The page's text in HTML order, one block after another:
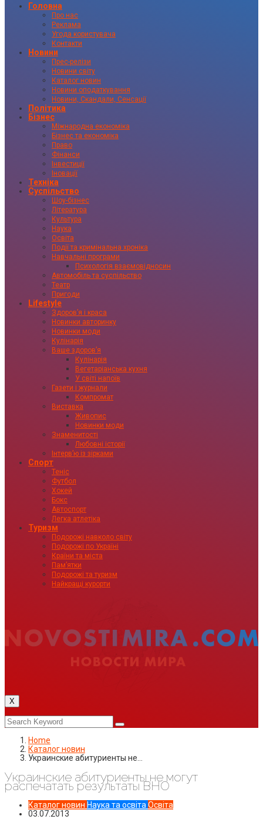
Головна
Про нас
Реклама
Угода користувача
Контакти
Новини
Прес-релізи
Новини світу
Каталог новин
Новини оподаткування
Новини, Скандали, Сенсації
Політика
Бізнес
Міжнародна економіка
Бізнес та економіка
Право
Фінанси
Інвестиції
Іновації
Техніка
Суспільство
Шоу-бізнес
Література
Культура
Наука
Освіта
Події та кримінальна хроніка
Навчальні програми
Психологія взаємовідносин
Автомобіль та суспільство
Театр
Пригоди
Lifestyle
Здоровʼя і краса
Новинки авторинку
Новинки моди
Кулінарія
Ваше здоровʼя
Кулінарія
Вегетаріанська кухня
У світі напоїв
Газети і журнали
Компромат
Виставка
Живопис
Новинки моди
Знаменитості
Любовні історії
Інтервʼю із зірками
Спорт
Теніс
Футбол
Хокей
Бокс
Автоспорт
Легка атлетіка
Туризм
Подорожі навколо світу
Подорожі по Україні
Країни та міста
Пам’ятки
Подорожі та туризм
Найкращі курорти
X
Home
Каталог новин
Украинские абитуриенты не…
Украинские абитуриенты не могут
распечатать результаты ВНО
Каталог новин Наука та освіта Освіта
03.07.2013